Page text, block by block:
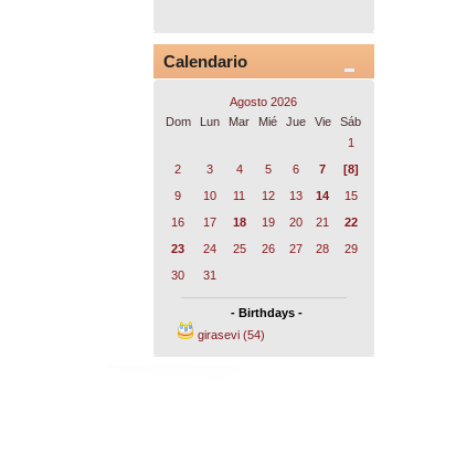
Calendario
Agosto 2026
Dom
Lun Mar Mié Jue Vie
Sáb
1
2
3 4 5 6 7
[8]
9
10 11 12 13 14
15
16
17 18 19 20 21
22
23
24 25 26 27 28
29
30
31
- Birthdays -
girasevi (54)